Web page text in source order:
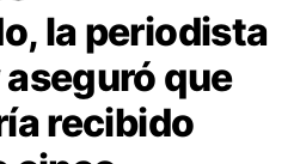
la periodista
que
recibido